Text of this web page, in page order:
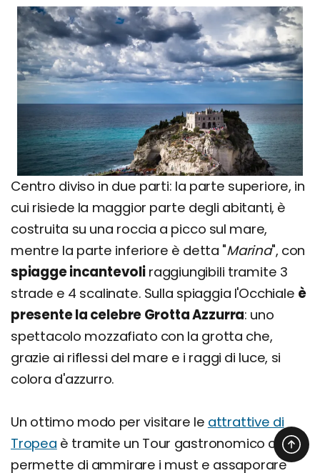
Centro diviso in due parti: la parte superiore, in
cui risiede la maggior parte degli abitanti, è
costruita su una roccia a picco sul mare,
mentre la parte inferiore è detta "Marina", con
spiagge incantevoliraggiungibili tramite 3
strade e 4 scalinate. Sulla spiaggia l'Occhiale è
presente la celebre Grotta Azzurra: uno
spettacolo mozzafiato con la grotta che,
grazie ai riflessi del mare e i raggi di luce, si
colora d'azzurro.
Un ottimo modo per visitare le attrattive di
Tropea è tramite un Tour gastronomico che vi
permette di ammirare i must e assaporare